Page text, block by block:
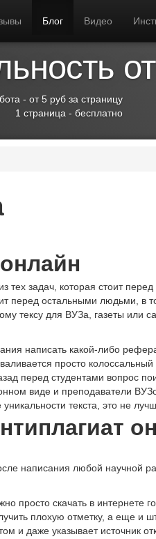
Блог Видео
- от 5 руб за страницу
1 страница - бесплатно
тех задач, которая стоит
перед остальными людьми, в
тексу для ВУЗа, газеты или
написать какой-либо
просто
перед студентами вопрос
виде и преподаватели
текста, это не
написания любой научной
просто скачать в интернете
плохую отметку, а еще и
даже указывает источник